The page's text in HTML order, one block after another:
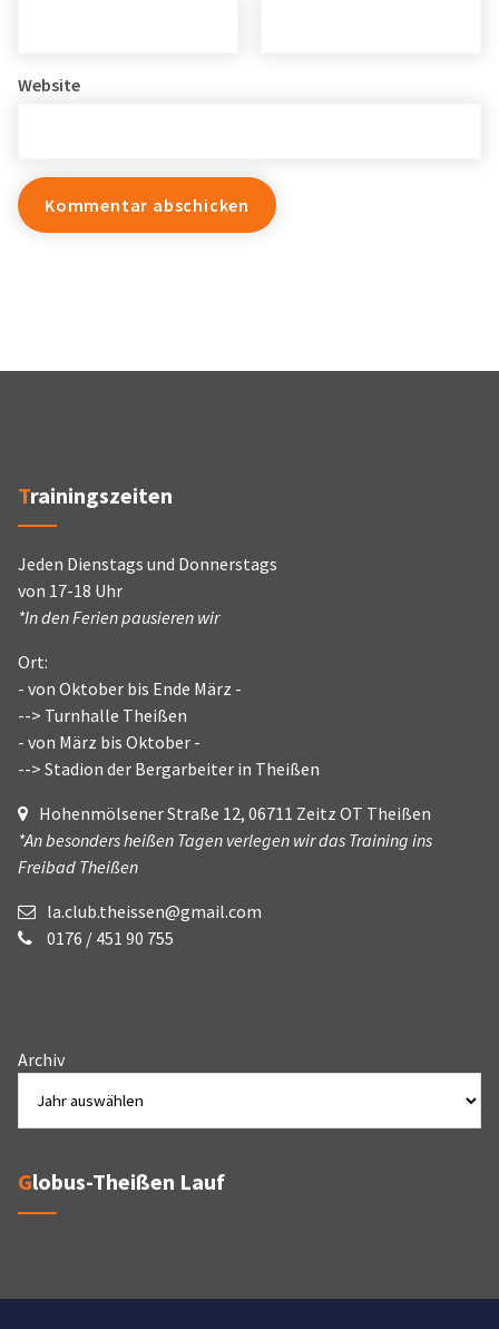
Website
Trainingszeiten
Jeden Dienstags und Donnerstags
von 17-18 Uhr
*In den Ferien pausieren wir
Ort:
- von Oktober bis Ende März -
--> Turnhalle Theißen
- von März bis Oktober -
--> Stadion der Bergarbeiter in Theißen
Hohenmölsener Straße 12, 06711 Zeitz OT Theißen
*An besonders heißen Tagen verlegen wir das Training ins
Freibad Theißen
la.club.theissen@gmail.com
0176 / 451 90 755
Archiv
Globus-Theißen Lauf